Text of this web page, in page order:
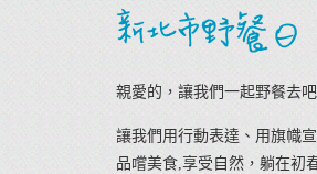
親愛的，讓我們一起野餐去吧
讓我們用行動表達、用旗幟
品嚐美食,享受自然，躺在初